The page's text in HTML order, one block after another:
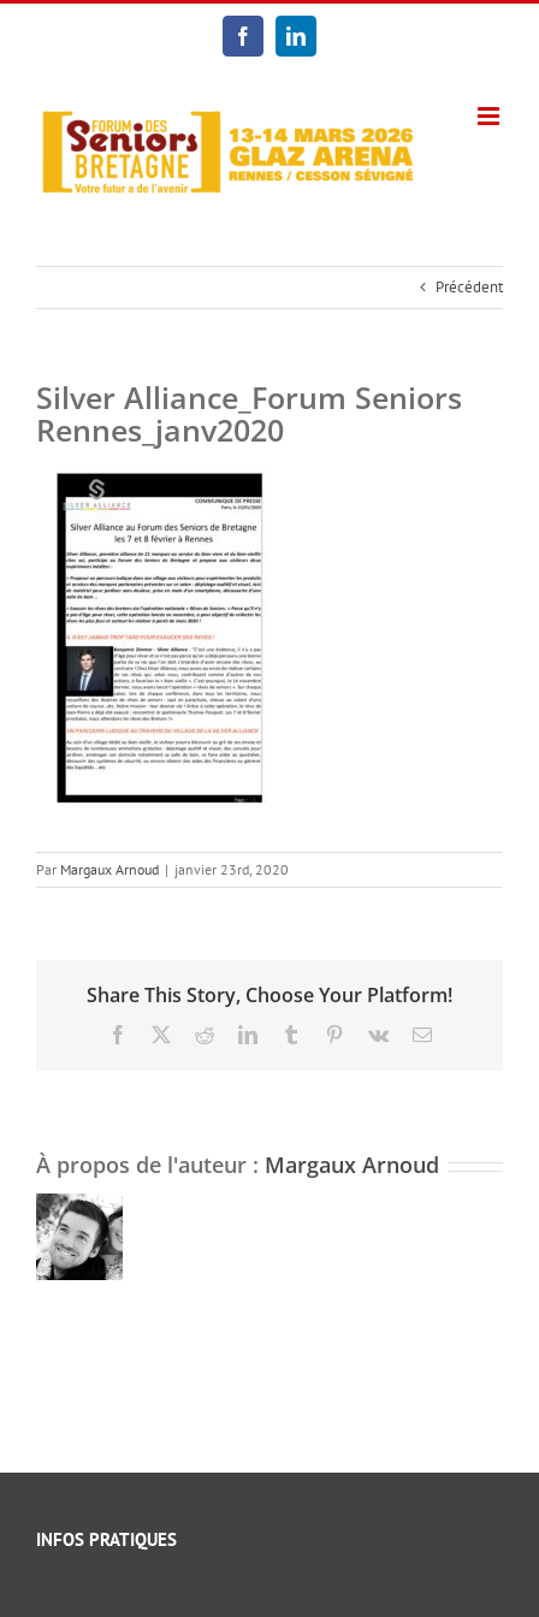
Passer
FacebookLinkedIn
Précédent
Silver Alliance_Forum Seniors
Rennes_janv2020
Par Margaux Arnoud | janvier 23rd, 2020
Share This Story, Choose Your Platform!
Facebook RedditLinkedInTumblr Pinterest
Vk Email
À propos de l'auteur : Margaux Arnoud
INFOS PRATIQUES